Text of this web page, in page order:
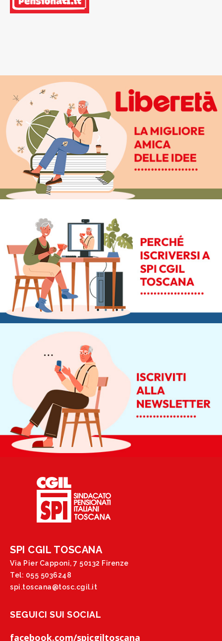
SPI CGIL TOSCANA
Via Pier Capponi, 7 50132 Firenze
Tel: 055 5036248
spi.toscana@tosc.cgil.it
SEGUICI SUI SOCIAL
facebook.com/spicgiltoscana